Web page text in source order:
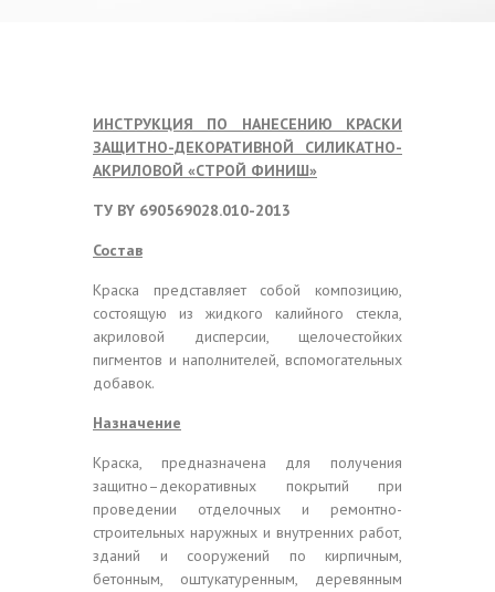
ИНСТРУКЦИЯ ПО НАНЕСЕНИЮ КРАСКИ
ЗАЩИТНО-ДЕКОРАТИВНОЙ СИЛИКАТНО-
АКРИЛОВОЙ «СТРОЙ ФИНИШ»
ТУ BY 690569028.010-2013
Состав
Краска представляет собой композицию,
состоящую из жидкого калийного стекла,
акриловой дисперсии, щелочестойких
пигментов и наполнителей, вспомогательных
добавок.
Назначение
Краска, предназначена для получения
защитно–декоративных покрытий при
проведении отделочных и ремонтно-
строительных наружных и внутренних работ,
зданий и сооружений по кирпичным,
бетонным, оштукатуренным, деревянным